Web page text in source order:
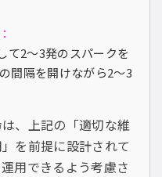
て2〜3発のスパークを
間隔を開けながら2〜3
、上記の「適切な維
を前提に設計されて
用できるよう考慮さ